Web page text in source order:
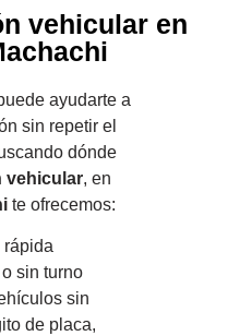
vehicular en
ayudarte a
sin repetir el
dónde
vehicular, en
te ofrecemos:
rápida
sin turno
sin
de placa,